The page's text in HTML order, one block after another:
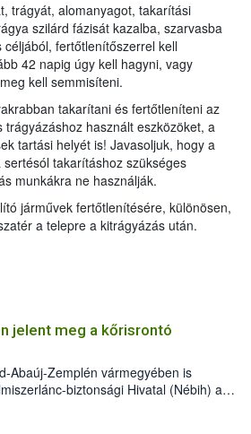
trágyát, alomanyagot, takarítási
szilárd fázisát kazalba, szarvasba
fertőtlenítőszerrel kell
42 napig úgy kell hagyni, vagy
kell semmisíteni.
takarítani és fertőtleníteni az
trágyázáshoz használt eszközöket, a
tartási helyét is! Javasoljuk, hogy a
takarításhoz szükséges
munkákra ne használják.
járművek fertőtlenítésére, különösen,
a telepre a kitrágyázás után.
jelent meg a kőrisrontó
Abaúj-Zemplén vármegyében is
biztonsági Hivatal (Nébih) a
(Agrilus planipennis) jelenlétét. A
találták meg, de már fertőzött